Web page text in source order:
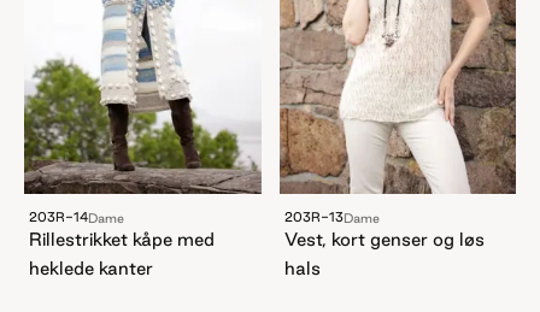
203R-14Dame
Rillestrikket kåpe med
heklede kanter
203R-13Dame
Vest, kort genser og løs
hals